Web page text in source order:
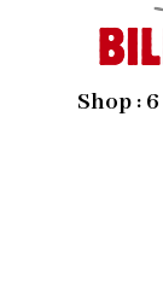
Shop : 6